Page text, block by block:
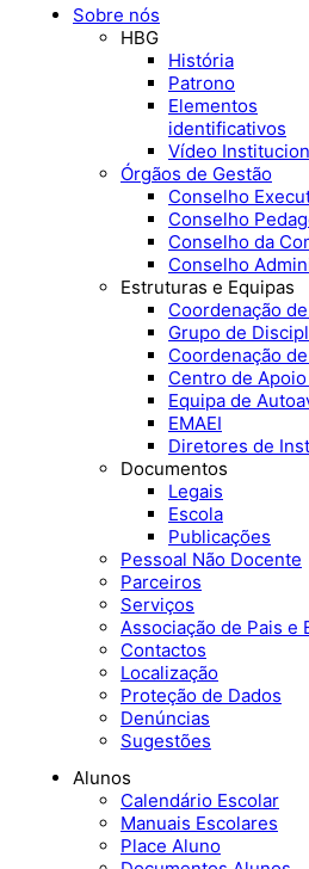
Sobre nós
HBG
História
Patrono
Elementos
identificativos
Vídeo
Órgãos de Gestão
Conselho
Conselho
Conselho da
Conselho
Estruturas e Equipas
Coordenação
Grupo de
Coordenação
Centro de
Equipa de
EMAEI
Diretores de
Documentos
Legais
Escola
Publicações
Pessoal Não Docente
Parceiros
Serviços
Associação de Pais e
Contactos
Localização
Proteção de Dados
Denúncias
Sugestões
Alunos
Calendário Escolar
Manuais Escolares
Place Aluno